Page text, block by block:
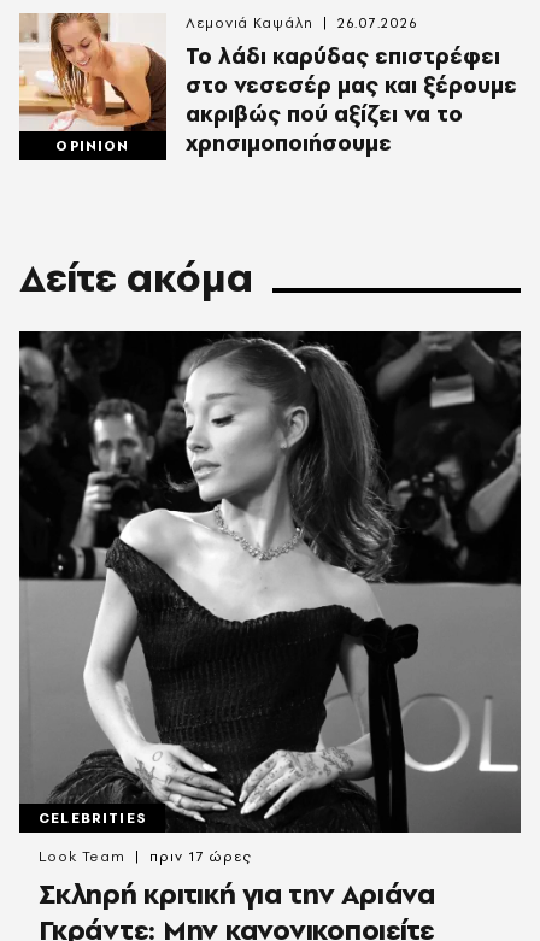
OPINION
Το λάδι καρύδας επιστρέφει
στο νεσεσέρ μας και ξέρουμε
ακριβώς πού αξίζει να το
χρησιμοποιήσουμε
Λεμονιά Καψάλη 26.07.2026
Δείτε ακόμα
CELEBRITIES
Σκληρή κριτική για την Αριάνα
Γκράντε: Μην κανονικοποιείτε
Look Team πριν 17 ώρες